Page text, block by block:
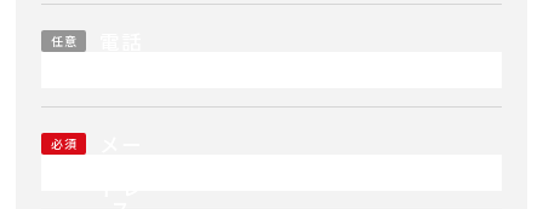
任意
必須